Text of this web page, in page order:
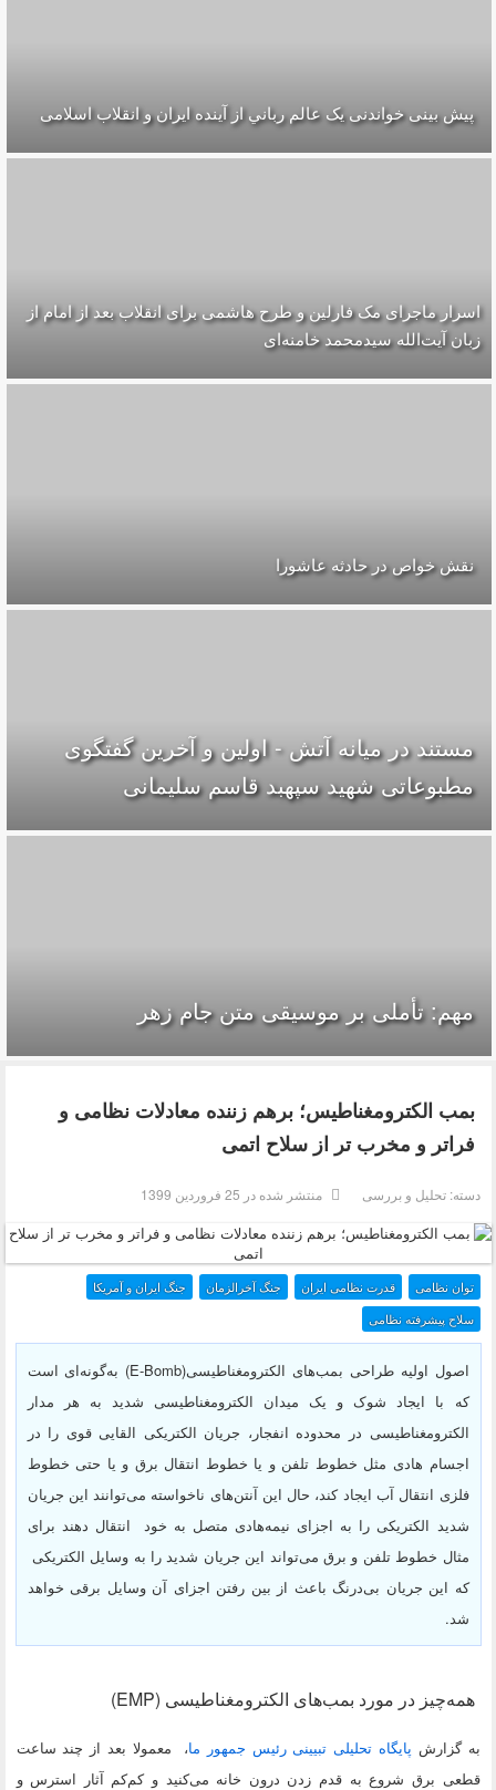
پیش بینی خواندنی یک عالم رباني از آینده ایران و انقلاب اسلامی
اسرار ماجرای مک فارلین و طرح هاشمی برای انقلاب بعد از امام از
زبان آیت‌الله سیدمحمد خامنه‌ای
نقش خواص در حادثه عاشورا
مستند در میانه آتش - اولین و آخرین گفتگوی
مطبوعاتی شهید سپهبد قاسم سلیمانی
مهم: تأملی بر موسیقی متن جام زهر
بمب الکترومغناطیس؛ برهم زننده معادلات نظامی و
فراتر و مخرب تر از سلاح اتمی
دسته:تحلیل و بررسی منتشر شده در 25 فروردين 1399
توان نظامی قدرت نظامی ایران جنگ آخرالزمان
جنگ ایران و آمریکا
سلاح پیشرفته نظامی
اصول اولیه طراحی بمب‌های الکترومغناطیسی(E-Bomb) به‌گونه‌ای است
که با ایجاد شوک و یک میدان الکترومغناطیسی شدید به هر مدار
الکترومغناطیسی در محدوده انفجار، جریان الکتریکی القایی قوی را در
اجسام هادی مثل خطوط تلفن و یا خطوط انتقال برق و یا حتی خطوط
فلزی انتقال آب ایجاد کند، حال این آنتن‌های ناخواسته می‌توانند این جریان
شدید الکتریکی را به اجزای نیمه‌هادی متصل به خود انتقال دهند برای
مثال خطوط تلفن و برق می‌تواند این جریان شدید را به وسایل الکتریکی
که این جریان بی‌درنگ باعث از بین رفتن اجزای آن وسایل برقی خواهد
شد.
همه‌چیز در مورد بمب‌های الکترومغناطیسی (EMP)
به گزارش پایگاه تحلیلی تبیینی رئیس جمهور ما،
معمولا بعد از چند ساعت
قطعی برق شروع به قدم زدن درون خانه می‌کنید و کم‌کم آثار استرس و